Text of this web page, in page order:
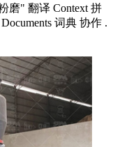
磨" 翻译 Context 拼
词典 协作 .